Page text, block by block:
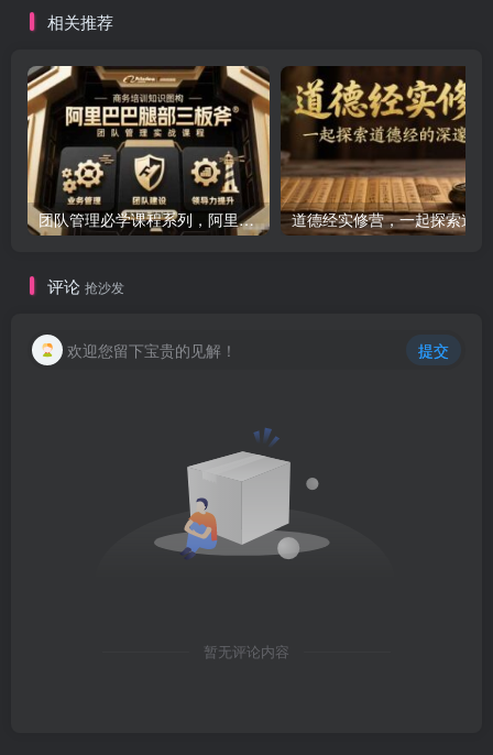
相关推荐
团队管理必学课程系列，阿里巴巴“腿部三板斧”
评论 抢沙发
欢迎您留下宝贵的见解！ 提交
暂无评论内容